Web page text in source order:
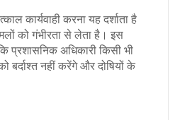
कार्यवाही करना यह दर्शाता है
को गंभीरता से लेता है। इस
प्रशासनिक अधिकारी किसी भी
बर्दाश्त नहीं करेंगे और दोषियों के